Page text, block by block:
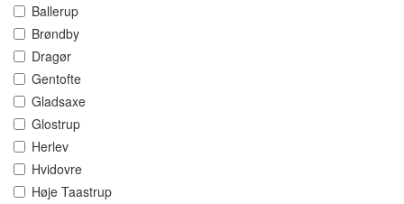
Ballerup
Brøndby
Dragør
Gentofte
Gladsaxe
Glostrup
Herlev
Hvidovre
Høje Taastrup